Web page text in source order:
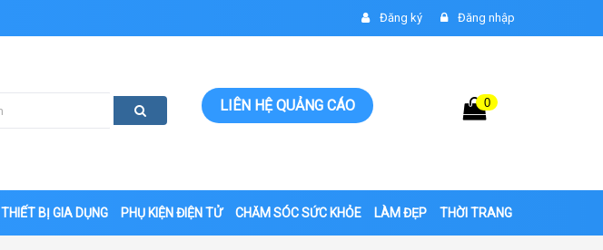
Đăng ký Đăng nhập
LIÊN HỆ QUẢNG CÁO 0
THIẾT BỊ GIA DỤNG PHỤ KIỆN ĐIỆN TỬ CHĂM SÓC SỨC KHỎE LÀM ĐẸP THỜI TRANG